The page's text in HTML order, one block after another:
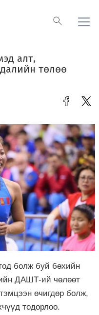
алт,
төлөө
болж буй бөхийн
ДАШТ-ий чөлөөт
өчигдөр болж,
тодорлоо.